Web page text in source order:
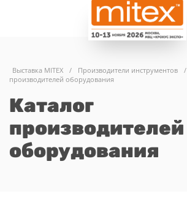
Выставка MITEX / Производители инструментов /
производителей оборудования
Каталог
производителей
оборудования